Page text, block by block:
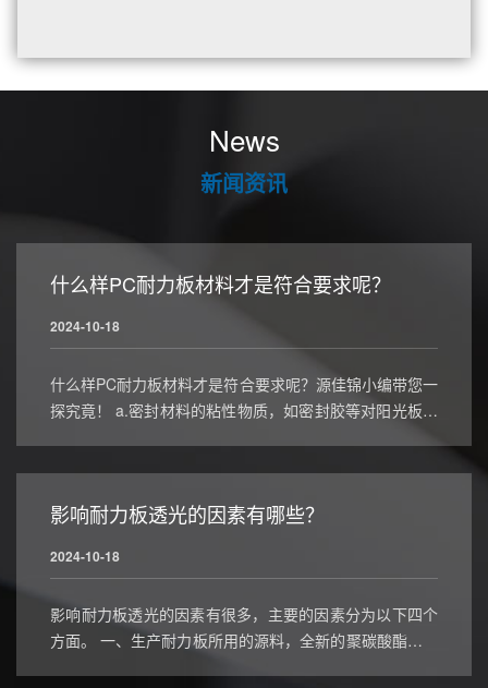
News
新闻资讯
什么样PC耐力板材料才是符合要求呢？
2024-10-18
什么样PC耐力板材料才是符合要求呢？源佳锦小编带您一
探究竟！ a.密封材料的粘性物质，如密封胶等对阳光板应
影响耐力板透光的因素有哪些？
2024-10-18
影响耐力板透光的因素有很多，主要的因素分为以下四个
方面。 一、生产耐力板所用的源料，全新的聚碳酸酯料与